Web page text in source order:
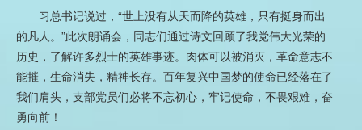
习总书记说过，“世上没有从天而降的英雄，只有挺身而出
的凡人。”此次朗诵会，同志们通过诗文回顾了我党伟大光荣的
历史，了解许多烈士的英雄事迹。肉体可以被消灭，革命意志不
能摧，生命消失，精神长存。百年复兴中国梦的使命已经落在了
我们肩头，支部党员们必将不忘初心，牢记使命，不畏艰难，奋
勇向前！